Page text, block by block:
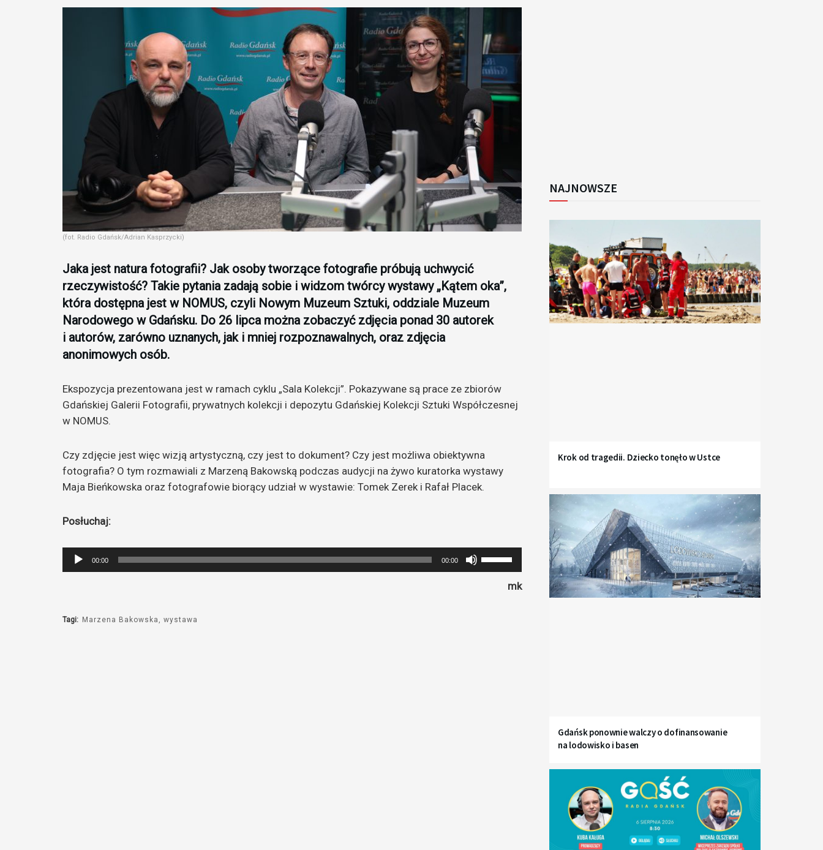
(fot. Radio Gdańsk/Adrian Kasprzycki)
Jaka jest natura fotografii? Jak osoby tworzące fotografie próbują uchwycić
rzeczywistość? Takie pytania zadają sobie i widzom twórcy wystawy „Kątem oka”,
która dostępna jest w NOMUS, czyli Nowym Muzeum Sztuki, oddziale Muzeum
Narodowego w Gdańsku. Do 26 lipca można zobaczyć zdjęcia ponad 30 autorek
i autorów, zarówno uznanych, jak i mniej rozpoznawalnych, oraz zdjęcia
anonimowych osób.
Ekspozycja prezentowana jest w ramach cyklu „Sala Kolekcji”. Pokazywane są prace ze zbiorów
Gdańskiej Galerii Fotografii, prywatnych kolekcji i depozytu Gdańskiej Kolekcji Sztuki Współczesnej
w NOMUS.
Czy zdjęcie jest więc wizją artystyczną, czy jest to dokument? Czy jest możliwa obiektywna
fotografia? O tym rozmawiali z Marzeną Bakowską podczas audycji na żywo kuratorka wystawy
Maja Bieńkowska oraz fotografowie biorący udział w wystawie: Tomek Zerek i Rafał Placek.
Posłuchaj:
Odtwarzacz
plików
00:00 00:00
strzałek
mk
Tagi: Marzena Bakowska wystawa
NAJNOWSZE
Krok od tragedii. Dziecko tonęło w Ustce
Gdańsk ponownie walczy o dofinansowanie
na lodowisko i basen